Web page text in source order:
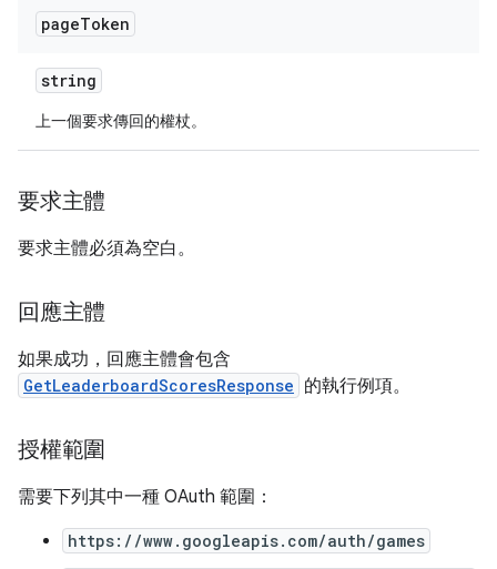
pageToken
string
上一個要求傳回的權杖。
要求主體
要求主體必須為空白。
回應主體
如果成功，回應主體會包含
GetLeaderboardScoresResponse 的執行例項。
授權範圍
需要下列其中一種 OAuth 範圍：
https://www.googleapis.com/auth/games